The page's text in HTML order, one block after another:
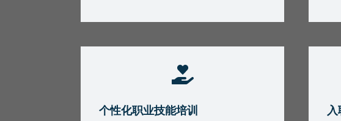
个性化职业技能培训